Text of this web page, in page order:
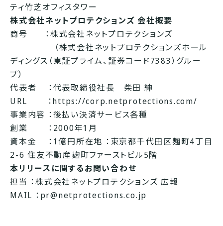
ティ竹芝オフィスタワー
株式会社ネットプロテクションズ 会社概要
商号 ：株式会社ネットプロテクションズ
（株式会社ネットプロテクションズホール
ディングス（東証プライム、証券コード7383）グルー
プ）
代表者 ：代表取締役社長 柴田 紳
URL ：https://corp.netprotections.com/
事業内容 ：後払い決済サービス各種
創業 ：2000年1月
資本金 ：1億円所在地 ：東京都千代田区麹町4丁目
2-6 住友不動産麹町ファーストビル5階
本リリースに関するお問い合わせ
担当 ：株式会社ネットプロテクションズ 広報
MAIL ：pr@netprotections.co.jp